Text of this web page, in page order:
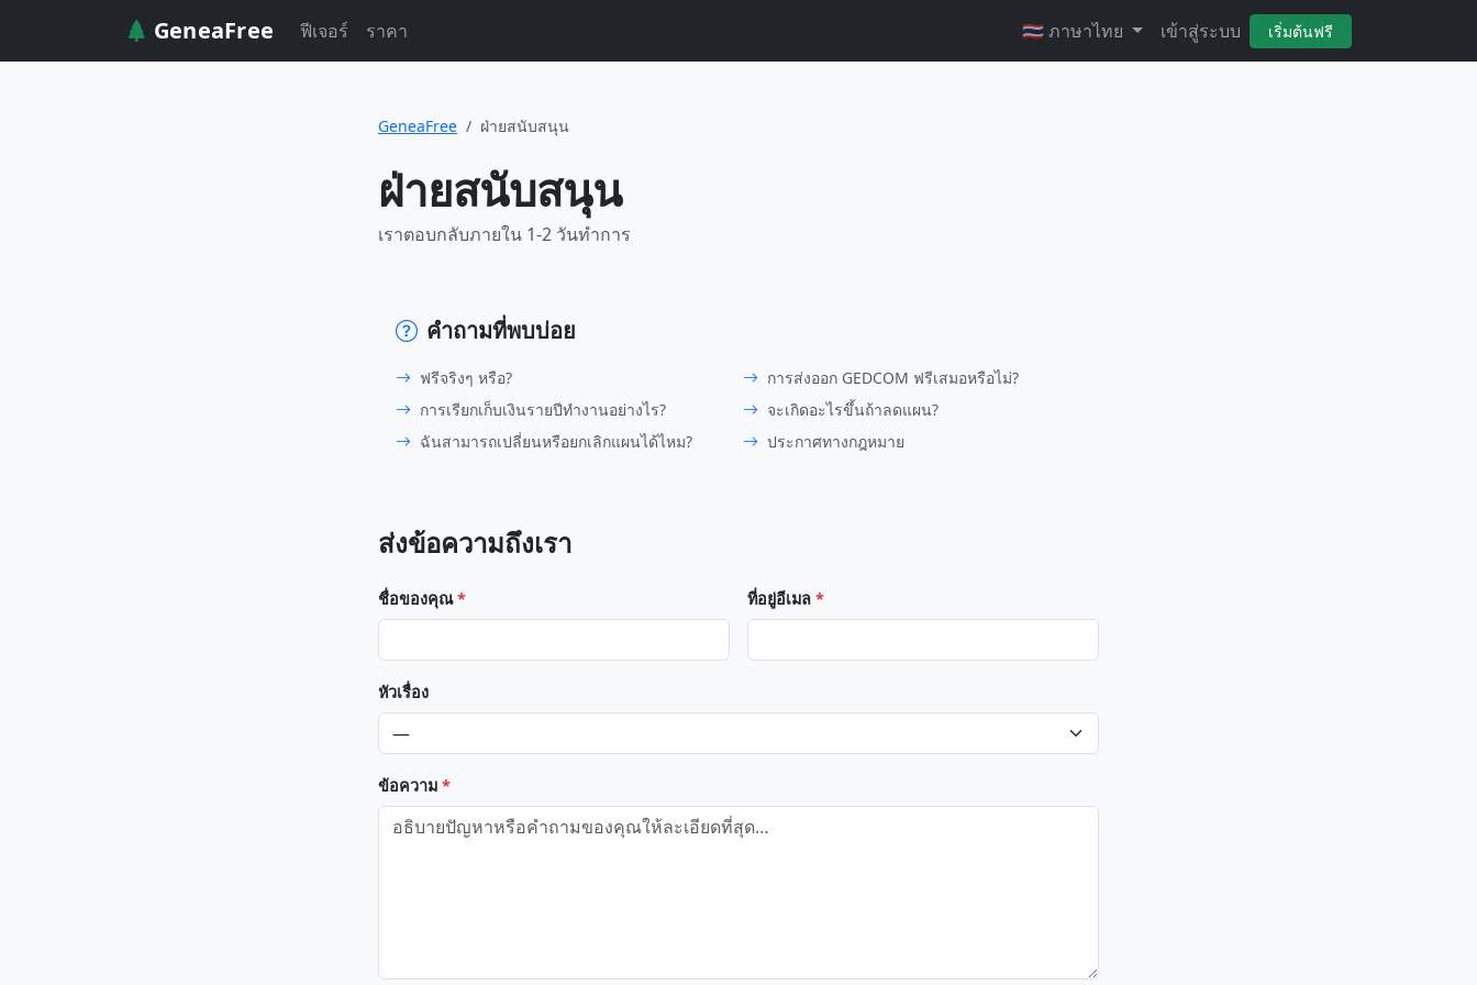
GeneaFree ฟีเจอร์ ราคา 🇹🇭 ภาษาไทย เข้าสู่ระบบ เริ่มต้นฟรี
GeneaFree ฝ่ายสนับสนุน
ฝ่ายสนับสนุน
เราตอบกลับภายใน 1-2 วันทำการ
คำถามที่พบบ่อย
ฟรีจริงๆ หรือ?
การเรียกเก็บเงินรายปีทำงานอย่างไร?
ฉันสามารถเปลี่ยนหรือยกเลิกแผนได้ไหม?
การส่งออก GEDCOM ฟรีเสมอหรือไม่?
จะเกิดอะไรขึ้นถ้าลดแผน?
ประกาศทางกฎหมาย
ส่งข้อความถึงเรา
ชื่อของคุณ* ที่อยู่อีเมล *
หัวเรื่อง
ข้อความ *